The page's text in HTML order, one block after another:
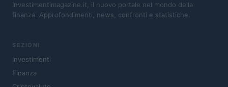
Investimentimagazine.it, il nuovo portale nel mondo della
finanza. Approfondimenti, news, confronti e statistiche.
SEZIONI
Investimenti
Finanza